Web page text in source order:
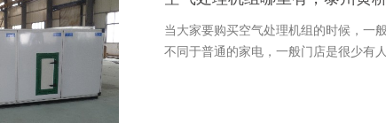
当大家要购买空气处理机组的时候，一
不同于普通的家电，一般门店是很少有